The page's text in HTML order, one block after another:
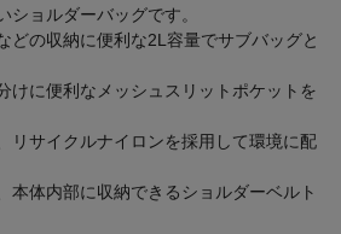
ョルダーバッグです。
どの収納に便利な2L容量でサブバッグと
けに便利なメッシュスリットポケットを
リサイクルナイロンを採用して環境に配
本体内部に収納できるショルダーベルト